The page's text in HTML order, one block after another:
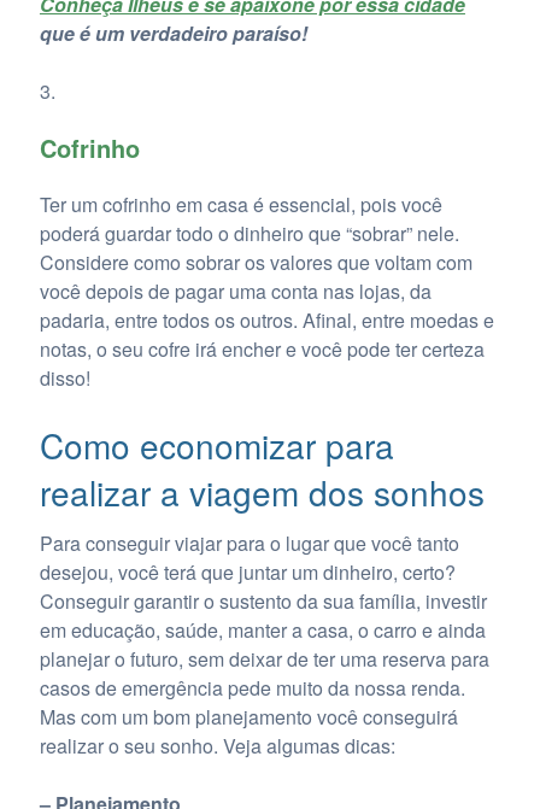
que é um verdadeiro paraíso!
Cofrinho
Ter um cofrinho em casa é essencial, pois você
poderá guardar todo o dinheiro que “sobrar” nele.
Considere como sobrar os valores que voltam com
você depois de pagar uma conta nas lojas, da
padaria, entre todos os outros. Afinal, entre moedas e
notas, o seu cofre irá encher e você pode ter certeza
disso!
Como economizar para
realizar a viagem dos sonhos
Para conseguir viajar para o lugar que você tanto
desejou, você terá que juntar um dinheiro, certo?
Conseguir garantir o sustento da sua família, investir
em educação, saúde, manter a casa, o carro e ainda
planejar o futuro, sem deixar de ter uma reserva para
casos de emergência pede muito da nossa renda.
Mas com um bom planejamento você conseguirá
realizar o seu sonho. Veja algumas dicas:
– Planejamento